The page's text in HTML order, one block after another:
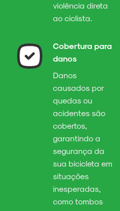
violência direta
ao ciclista.
Cobertura para
danos
Danos
causados por
quedas ou
acidentes são
cobertos,
garantindo a
segurança da
sua bicicleta em
situações
inesperadas,
como tombos